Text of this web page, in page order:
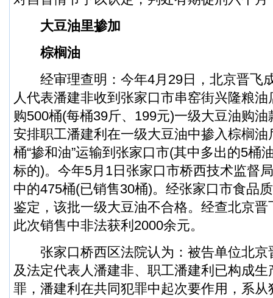
大豆油里掺加
棕榈油
经审理查明：今年4月29日，北京晋飞
人代表潘建非收到张家口市串窑街兴隆粮
购500桶(每桶39斤、199元)一级大豆油购
安排职工潘建利在一级大豆油中掺入棕榈
桶“掺和油”运输到张家口市(其中多出的5桶
标的)。今年5月1日张家口市桥西技术监督
中的475桶(已销售30桶)。经张家口市食品
鉴定，该批一级大豆油不合格。经查北京
此次销售中非法获利2000余元。
张家口桥西区法院认为：被告单位北京
及法定代表人潘建非、职工潘建利已构成
罪，潘建利在共同犯罪中起次要作用，系